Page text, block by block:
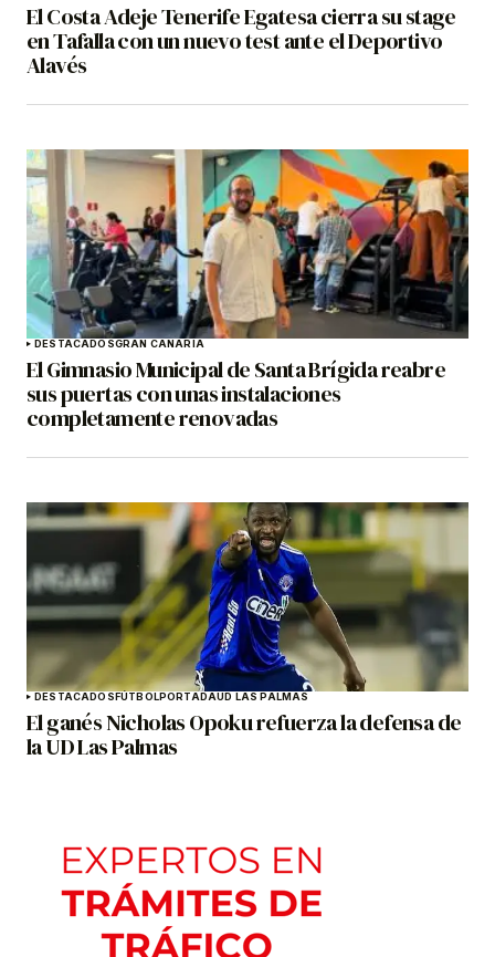
El Costa Adeje Tenerife Egatesa cierra su stage
en Tafalla con un nuevo test ante el Deportivo
Alavés
DESTACADOSGRAN CANARIA
El Gimnasio Municipal de Santa Brígida reabre
sus puertas con unas instalaciones
completamente renovadas
DESTACADOSFÚTBOLPORTADAUD LAS PALMAS
El ganés Nicholas Opoku refuerza la defensa de
la UD Las Palmas